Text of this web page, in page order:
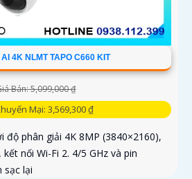
4K NLMT TAPO C660 KIT
Bán: 5,099,000 ₫
Mại: 3,569,300 ₫
độ phân giải 4K 8MP (3840×2160),
nối Wi-Fi 2. 4/5 GHz và pin
sạc lại